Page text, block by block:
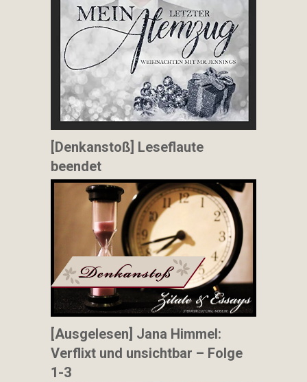
[Denkanstoß] Leseflaute
beendet
[Ausgelesen] Jana Himmel:
Verflixt und unsichtbar – Folge
1-3